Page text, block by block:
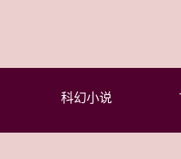
科幻小说